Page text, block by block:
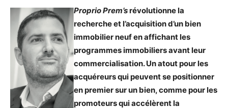
Proprio Prem’srévolutionne la
recherche et l’acquisition d’un bien
immobilier neuf en affichant les
programmes immobiliers avant leur
commercialisation. Un atout pour les
acquéreurs qui peuvent se positionner
en premier sur un bien, comme pour les
promoteurs qui accélèrent la